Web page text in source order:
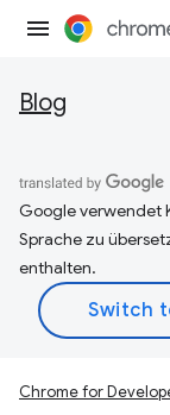
Blog
Google verwendet
Sprache zu
enthalten.
Chrome for